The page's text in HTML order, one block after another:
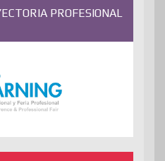
PROFESIONAL